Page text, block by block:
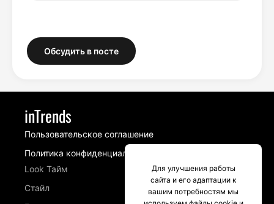
Обсудить в посте
inTrends
Пользовательское соглашение
Политика конфиденциальности
Look Тайм
Стайл
Для улучшения работы
сайта и его адаптации к
вашим потребностям мы